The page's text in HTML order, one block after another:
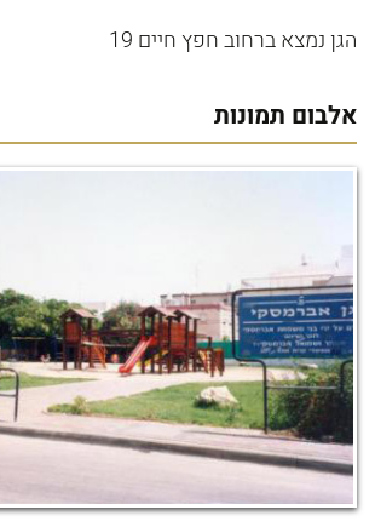
הגן נמצא ברחוב חפץ חיים 19
אלבום תמונות